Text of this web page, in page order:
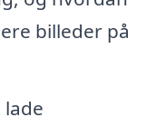
billeder på
lade